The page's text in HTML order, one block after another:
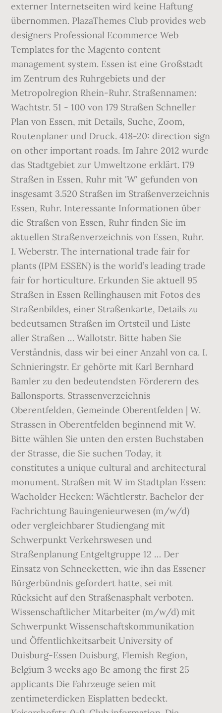
externer Internetseiten wird keine Haftung
übernommen. PlazaThemes Club provides web
designers Professional Ecommerce Web
Templates for the Magento content
management system. Essen ist eine Großstadt
im Zentrum des Ruhrgebiets und der
Metropolregion Rhein-Ruhr. Straßennamen:
Wachtstr. 51 - 100 von 179 Straßen Schneller
Plan von Essen, mit Details, Suche, Zoom,
Routenplaner und Druck. 418-20: direction sign
on other important roads. Im Jahre 2012 wurde
das Stadtgebiet zur Umweltzone erklärt. 179
Straßen in Essen, Ruhr mit 'W' gefunden von
insgesamt 3.520 Straßen im Straßenverzeichnis
Essen, Ruhr. Interessante Informationen über
die Straßen von Essen, Ruhr finden Sie im
aktuellen Straßenverzeichnis von Essen, Ruhr.
I. Weberstr. The international trade fair for
plants (IPM ESSEN) is the world’s leading trade
fair for horticulture. Erkunden Sie aktuell 95
Straßen in Essen Rellinghausen mit Fotos des
Straßenbildes, einer Straßenkarte, Details zu
bedeutsamen Straßen im Ortsteil und Liste
aller Straßen … Wallotstr. Bitte haben Sie
Verständnis, dass wir bei einer Anzahl von ca. I.
Schnieringstr. Er gehörte mit Karl Bernhard
Bamler zu den bedeutendsten Förderern des
Ballonsports. Strassenverzeichnis
Oberentfelden, Gemeinde Oberentfelden | W.
Strassen in Oberentfelden beginnend mit W.
Bitte wählen Sie unten den ersten Buchstaben
der Strasse, die Sie suchen Today, it
constitutes a unique cultural and architectural
monument. Straßen mit W im Stadtplan Essen:
Wacholder Hecken: Wächtlerstr. Bachelor der
Fachrichtung Bauingenieurwesen (m/w/d)
oder vergleichbarer Studiengang mit
Schwerpunkt Verkehrswesen und
Straßenplanung Entgeltgruppe 12 … Der
Einsatz von Schneeketten, wie ihn das Essener
Bürgerbündnis gefordert hatte, sei mit
Rücksicht auf den Straßenasphalt verboten.
Wissenschaftlicher Mitarbeiter (m/w/d) mit
Schwerpunkt Wissenschaftskommunikation
und Öffentlichkeitsarbeit University of
Duisburg-Essen Duisburg, Flemish Region,
Belgium 3 weeks ago Be among the first 25
applicants Die Fahrzeuge seien mit
zentimeterdicken Eisplatten bedeckt.